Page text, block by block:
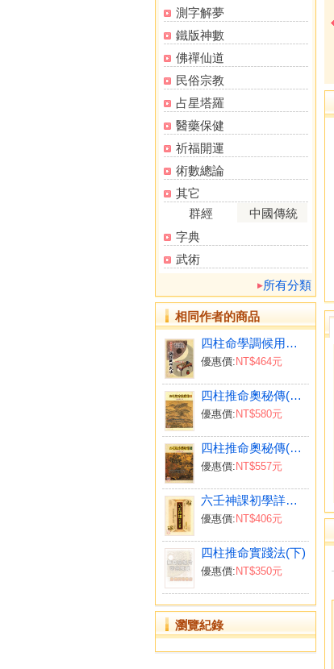
測字解夢
鐵版神數
佛禪仙道
民俗宗教
占星塔羅
醫藥保健
祈福開運
術數總論
其它
群經
中國傳統
字典
武術
所有分類
相同作者的商品
四柱命學調候用神大法(POD)
優惠價: NT$464元
四柱推命奧秘傳(上)(POD)
優惠價: NT$580元
四柱推命奧秘傳(下)(POD)
優惠價: NT$557元
六壬神課初學詳解(POD)
優惠價: NT$406元
四柱推命實踐法(下)
優惠價: NT$350元
瀏覽紀錄